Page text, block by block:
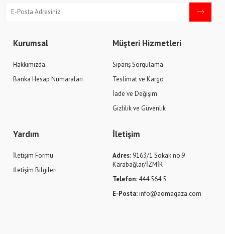
Kurumsal
Hakkımızda
Banka Hesap Numaraları
Müşteri Hizmetleri
Sipariş Sorgulama
Teslimat ve Kargo
İade ve Değişim
Gizlilik ve Güvenlik
Yardım
İletişim Formu
İletişim Bilgileri
İletişim
Adres: 9163/1 Sokak no:9
Karabağlar/İZMİR
Telefon: 444 564 5
E-Posta:info@aomagaza.com